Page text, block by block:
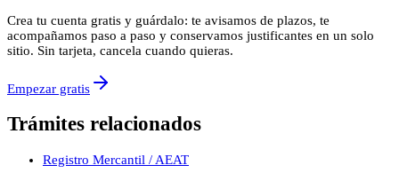
Crea tu cuenta gratis y guárdalo: te avisamos de plazos, te
acompañamos paso a paso y conservamos justificantes en un solo
sitio. Sin tarjeta, cancela cuando quieras.
Empezar gratis
Trámites relacionados
Registro Mercantil / AEAT